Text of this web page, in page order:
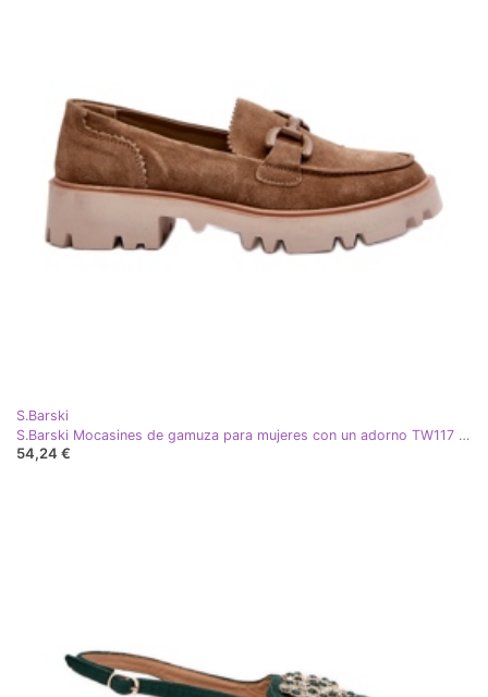
S.Barski
S.Barski Mocasines de gamuza para mujeres con un adorno TW117 Olive verde
54,24 €